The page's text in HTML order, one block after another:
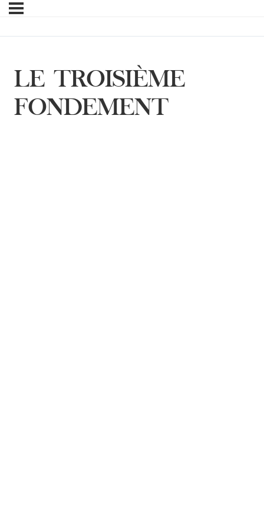
LE TROISIÈME
FONDEMENT